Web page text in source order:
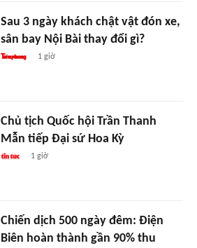
Sau 3 ngày khách chật vật đón xe,
sân bay Nội Bài thay đổi gì?
1 giờ
Chủ tịch Quốc hội Trần Thanh
Mẫn tiếp Đại sứ Hoa Kỳ
1 giờ
Chiến dịch 500 ngày đêm: Điện
Biên hoàn thành gần 90% thu